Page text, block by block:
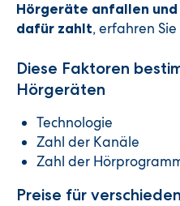
Hörgeräte anfallen und
dafür zahlt, erfahren
Diese Faktoren
Hörgeräten
Technologie
Zahl der Kanäle
Zahl der
Preise für